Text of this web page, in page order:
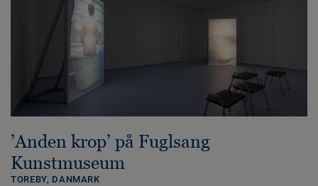
’Anden krop’ på Fuglsang
Kunstmuseum
TOREBY, DANMARK